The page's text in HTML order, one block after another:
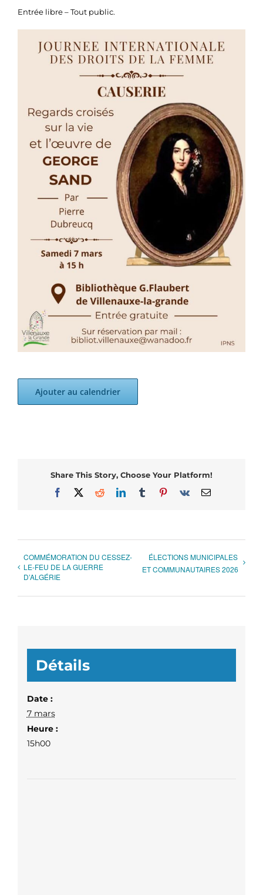
Entrée libre – Tout public.
Ajouter au calendrier
Share This Story, Choose Your Platform!
Facebook
X RedditLinkedInTumblrPinterest
Vk Email
COMMÉMORATION DU CESSEZ-
LE-FEU DE LA GUERRE
D’ALGÉRIE
ÉLECTIONS MUNICIPALES
ET COMMUNAUTAIRES 2026
Détails
Date :
7 mars
Heure :
15h00